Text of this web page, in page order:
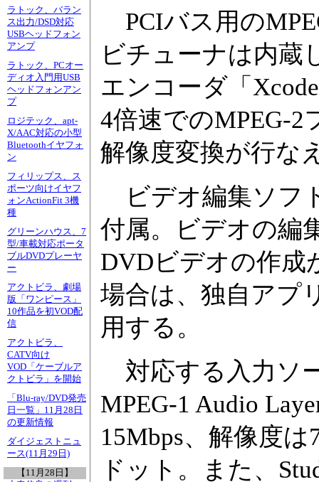
ラトック、バラン
ス出力/DSD対応
USBヘッドフォン
アンプ
ラトック、PCオー
ディオ入門用USB
ヘッドフォンアン
プ
ロジテック、apt-
X/AAC対応の小型
Bluetoothイヤフォ
ン
フィリップス、ス
ポーツ向けイヤフ
ォンActionFit 3機
種
グリーンハウス、7
型/車載対応ポータ
ブルDVDプレーヤ
ー
アクトビラ、劇場
版「ワンピース」
10作品を初VOD配
信
アクトビラ、
CATV向け
VOD「ケーブルア
クトビラ」を開始
「Blu-ray/DVD発売
日一覧」11月28日
の更新情報
ダイジェストニュ
ース(11月29日)
【11月28日】
PCIバス用の
ビチューナは内蔵
エンコーダ「
4倍速でのMPEG-
解像度変換が行な
ビデオ編集ソフ
付属。ビデオの編
DVDビデオの作成
場合は、独自アプ
用する。
対応する入力ソ
MPEG-1 Audio
15Mbps、解像度は
ドット。また、